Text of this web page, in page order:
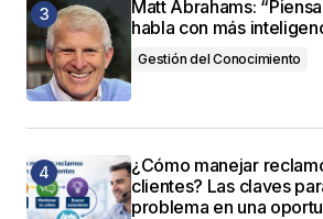
Matt Abrahams:
habla con más
Gestión del Conocimiento
¿Cómo manejar
clientes? Las claves
problema en una